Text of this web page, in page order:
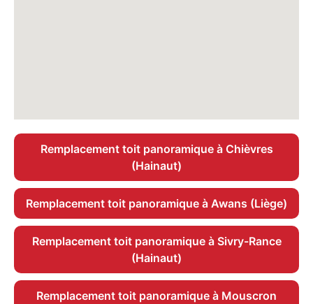
Remplacement toit panoramique à Chièvres
(Hainaut)
Remplacement toit panoramique à Awans (Liège)
Remplacement toit panoramique à Sivry-Rance
(Hainaut)
Remplacement toit panoramique à Mouscron